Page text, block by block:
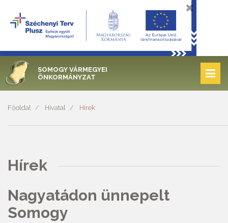
SOMOGY VÁRMEGYEI
ÖNKORMÁNYZAT
Főoldal Hivatal Hírek
Hírek
Nagyatádon ünnepelt
Somogy